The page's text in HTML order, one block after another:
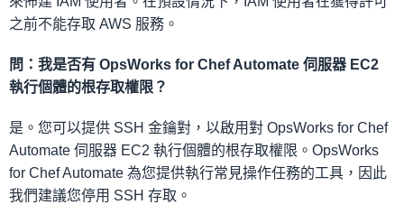
之前不能存取 AWS 服務。
問：我是否有 OpsWorks for Chef Automate 伺服器 EC2
執行個體的根存取權限？
是。您可以提供 SSH 金鑰對，以啟用對 OpsWorks for Chef
Automate 伺服器 EC2 執行個體的根存取權限。OpsWorks
for Chef Automate 為您提供執行常見操作任務的工具，因此
我們建議您停用 SSH 存取。